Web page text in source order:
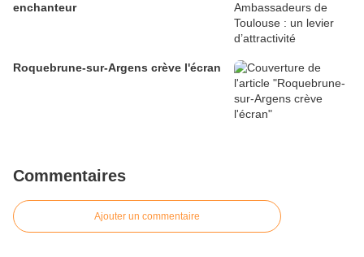
enchanteur
Roquebrune-sur-Argens crève l'écran
Commentaires
Ajouter un commentaire